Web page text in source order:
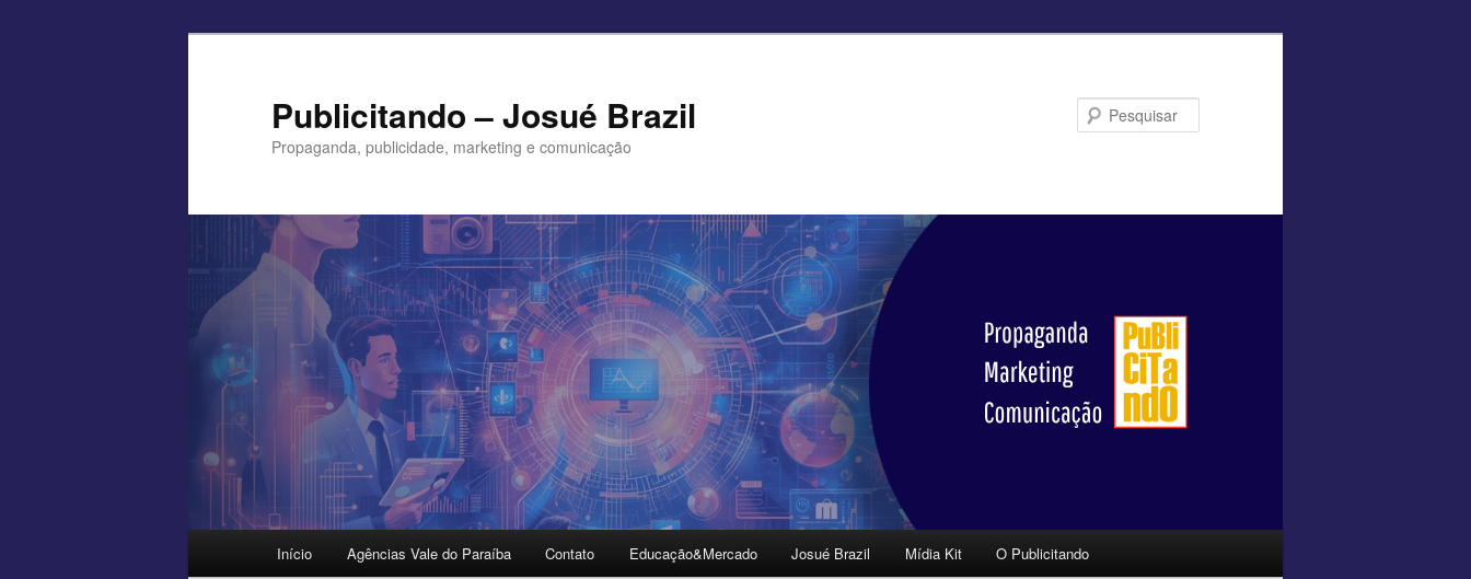
Publicitando – Josué Brazil
Propaganda, publicidade, marketing e comunicação
Início Agências Vale do Paraíba Contato Educação&Mercado Josué Brazil Mídia Kit O Publicitando